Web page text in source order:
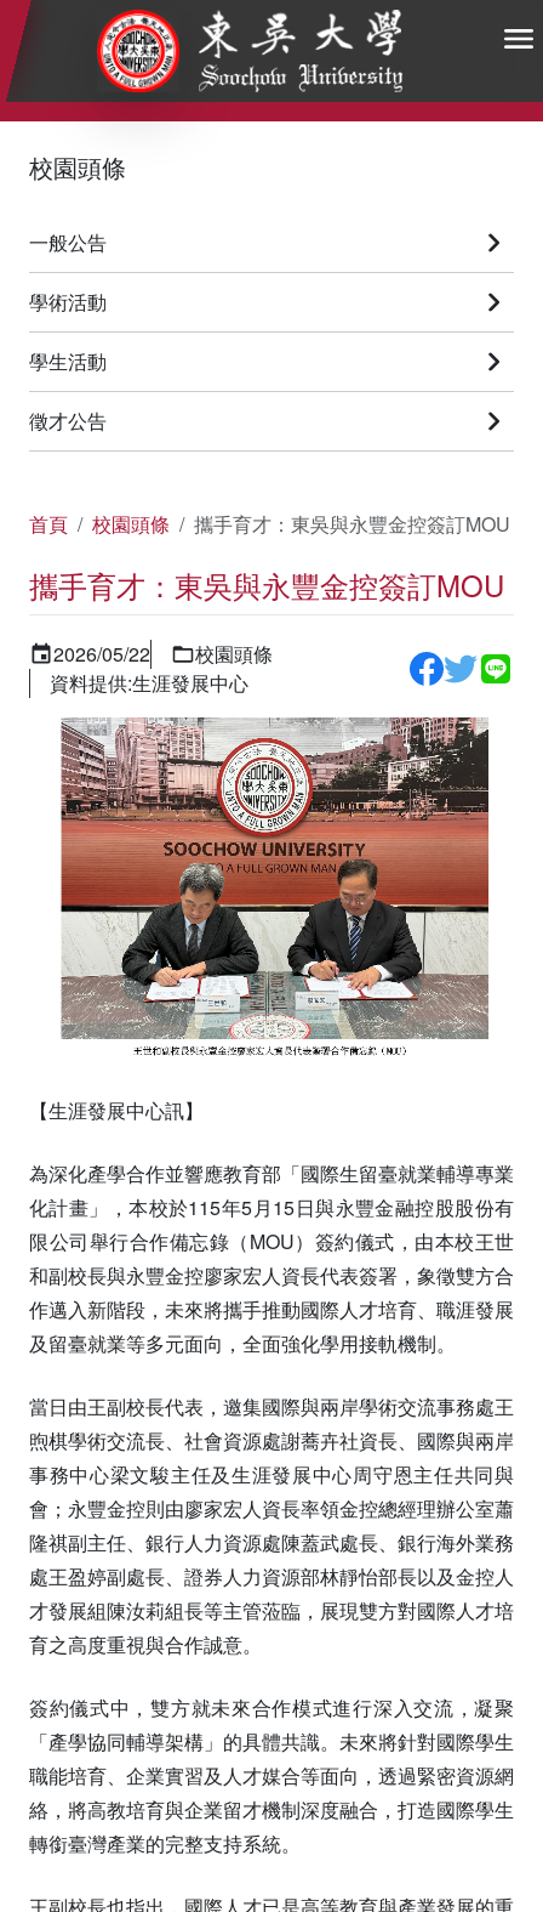
:::
校園頭條
一般公告
學術活動
學生活動
徵才公告
首頁 校園頭條 攜手育才：東吳與永豐金控簽訂MOU
攜手育才：東吳與永豐金控簽訂MOU
2026/05/22
校園頭條
資料提供:生涯發展中心
【生涯發展中心訊】
為深化產學合作並響應教育部「國際生留臺就業輔導專業
化計畫」，本校於115年5月15日與永豐金融控股股份有
限公司舉行合作備忘錄（MOU）簽約儀式，由本校王世
和副校長與永豐金控廖家宏人資長代表簽署，象徵雙方合
作邁入新階段，未來將攜手推動國際人才培育、職涯發展
及留臺就業等多元面向，全面強化學用接軌機制。
當日由王副校長代表，邀集國際與兩岸學術交流事務處王
煦棋學術交流長、社會資源處謝蕎卉社資長、國際與兩岸
事務中心梁文駿主任及生涯發展中心周守恩主任共同與
會；永豐金控則由廖家宏人資長率領金控總經理辦公室蕭
隆祺副主任、銀行人力資源處陳蓋武處長、銀行海外業務
處王盈婷副處長、證券人力資源部林靜怡部長以及金控人
才發展組陳汝莉組長等主管蒞臨，展現雙方對國際人才培
育之高度重視與合作誠意。
簽約儀式中，雙方就未來合作模式進行深入交流，凝聚
「產學協同輔導架構」的具體共識。未來將針對國際學生
職能培育、企業實習及人才媒合等面向，透過緊密資源網
絡，將高教培育與企業留才機制深度融合，打造國際學生
轉銜臺灣產業的完整支持系統。
王副校長也指出，國際人才已是高等教育與產業發展的重